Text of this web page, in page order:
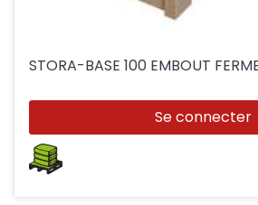
STORA-BASE 100 EMBOUT
Se connecter